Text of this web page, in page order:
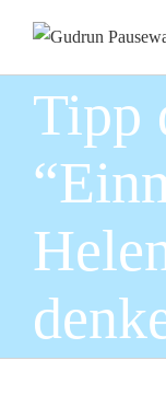
Inhalt
springen
Tipp